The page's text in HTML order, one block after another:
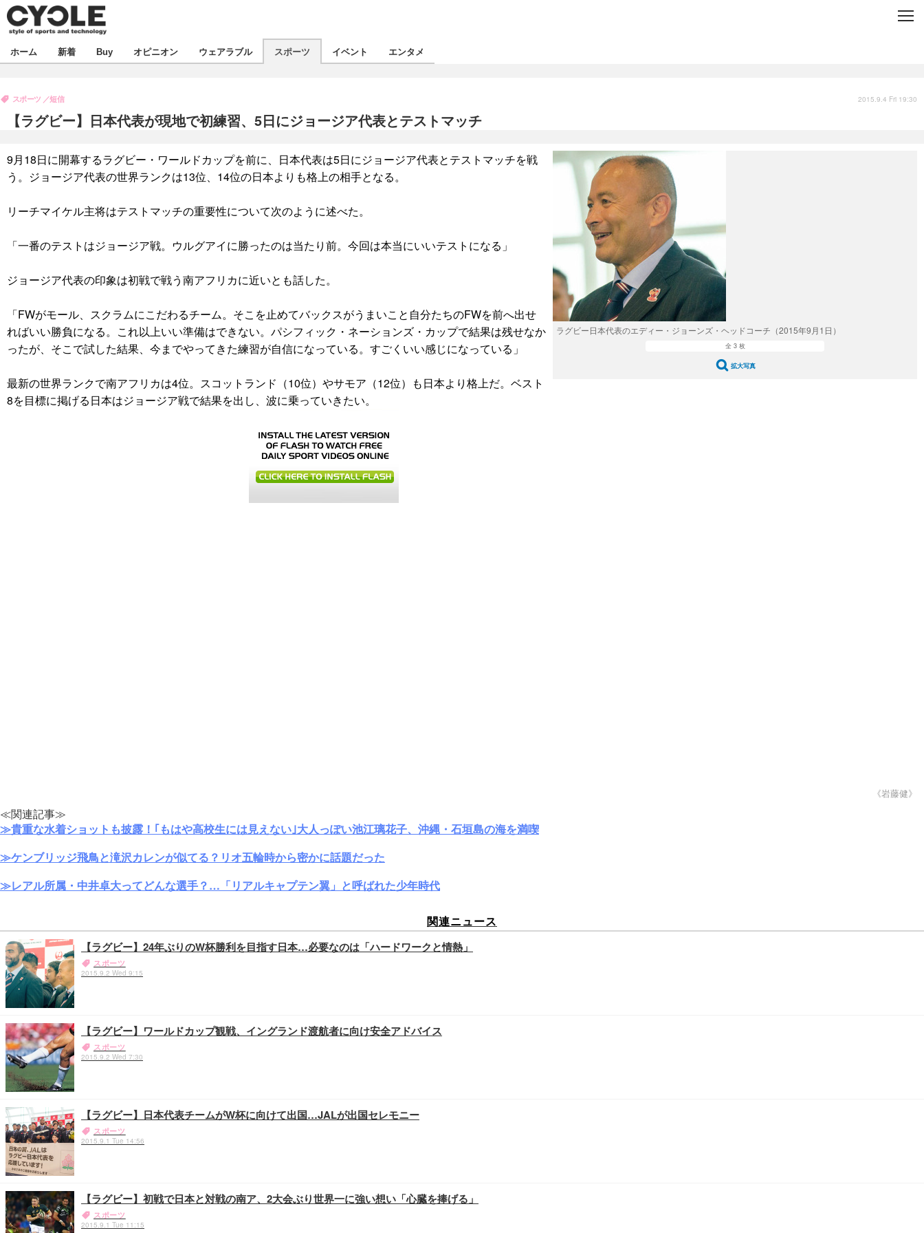
C
飲食
ボイス
デバイス
ビジネス
海外
スポーツ
短信
選手
動画
イベント
スポーツ
ツアー
芸能
出版／映画
話題
ファッション
デザイン
写真
ライフ
社会
政治
ハウツー
ホーム 新着 Buy オピニオン ウェアラブル スポーツ イベント エンタメ
【ラグビー】日本代表が現地で初練習、5日にジョージア代表とテストマッチ
スポーツ 短信 2015.9.4 Fri 19:30
ラグビー日本代表のエディー・ジョーンズ・ヘッドコーチ（2015年9月1日）
全 3 枚
拡大写真
9月18日に開幕するラグビー・ワールドカップを前に、日本代表は5日にジョージア代表とテストマッチを戦
う。ジョージア代表の世界ランクは13位、14位の日本よりも格上の相手となる。
リーチマイケル主将はテストマッチの重要性について次のように述べた。
「一番のテストはジョージア戦。ウルグアイに勝ったのは当たり前。今回は本当にいいテストになる」
ジョージア代表の印象は初戦で戦う南アフリカに近いとも話した。
「FWがモール、スクラムにこだわるチーム。そこを止めてバックスがうまいこと自分たちのFWを前へ出せ
ればいい勝負になる。これ以上いい準備はできない。パシフィック・ネーションズ・カップで結果は残せなか
ったが、そこで試した結果、今までやってきた練習が自信になっている。すごくいい感じになっている」
最新の世界ランクで南アフリカは4位。スコットランド（10位）やサモア（12位）も日本より格上だ。ベスト
8を目標に掲げる日本はジョージア戦で結果を出し、波に乗っていきたい。
《岩藤健》
≪関連記事≫
≫貴重な水着ショットも披露！｢もはや高校生には見えない｣大人っぽい池江璃花子、沖縄・石垣島の海を満喫
≫ケンブリッジ飛鳥と滝沢カレンが似てる？リオ五輪時から密かに話題だった
≫レアル所属・中井卓大ってどんな選手？…「リアルキャプテン翼」と呼ばれた少年時代
関連ニュース
【ラグビー】24年ぶりのW杯勝利を目指す日本…必要なのは「ハードワークと情熱」
スポーツ
2015.9.2 Wed 9:15
【ラグビー】ワールドカップ観戦、イングランド渡航者に向け安全アドバイス
スポーツ
2015.9.2 Wed 7:30
【ラグビー】日本代表チームがW杯に向けて出国…JALが出国セレモニー
スポーツ
2015.9.1 Tue 14:56
【ラグビー】初戦で日本と対戦の南ア、2大会ぶり世界一に強い想い「心臓を捧げる」
スポーツ
2015.9.1 Tue 11:15